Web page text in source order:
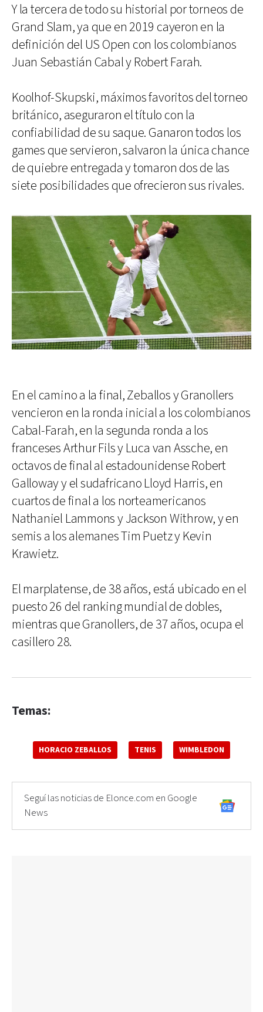
Y la tercera de todo su historial por torneos de
Grand Slam, ya que en 2019 cayeron en la
definición del US Open con los colombianos
Juan Sebastián Cabal y Robert Farah.
Koolhof-Skupski, máximos favoritos del torneo
británico, aseguraron el título con la
confiabilidad de su saque. Ganaron todos los
games que servieron, salvaron la única chance
de quiebre entregada y tomaron dos de las
siete posibilidades que ofrecieron sus rivales.
En el camino a la final, Zeballos y Granollers
vencieron en la ronda inicial a los colombianos
Cabal-Farah, en la segunda ronda a los
franceses Arthur Fils y Luca van Assche, en
octavos de final al estadounidense Robert
Galloway y el sudafricano Lloyd Harris, en
cuartos de final a los norteamericanos
Nathaniel Lammons y Jackson Withrow, y en
semis a los alemanes Tim Puetz y Kevin
Krawietz.
El marplatense, de 38 años, está ubicado en el
puesto 26 del ranking mundial de dobles,
mientras que Granollers, de 37 años, ocupa el
casillero 28.
Temas:
HORACIO ZEBALLOS TENIS WIMBLEDON
Seguí las noticias de Elonce.com en Google
News